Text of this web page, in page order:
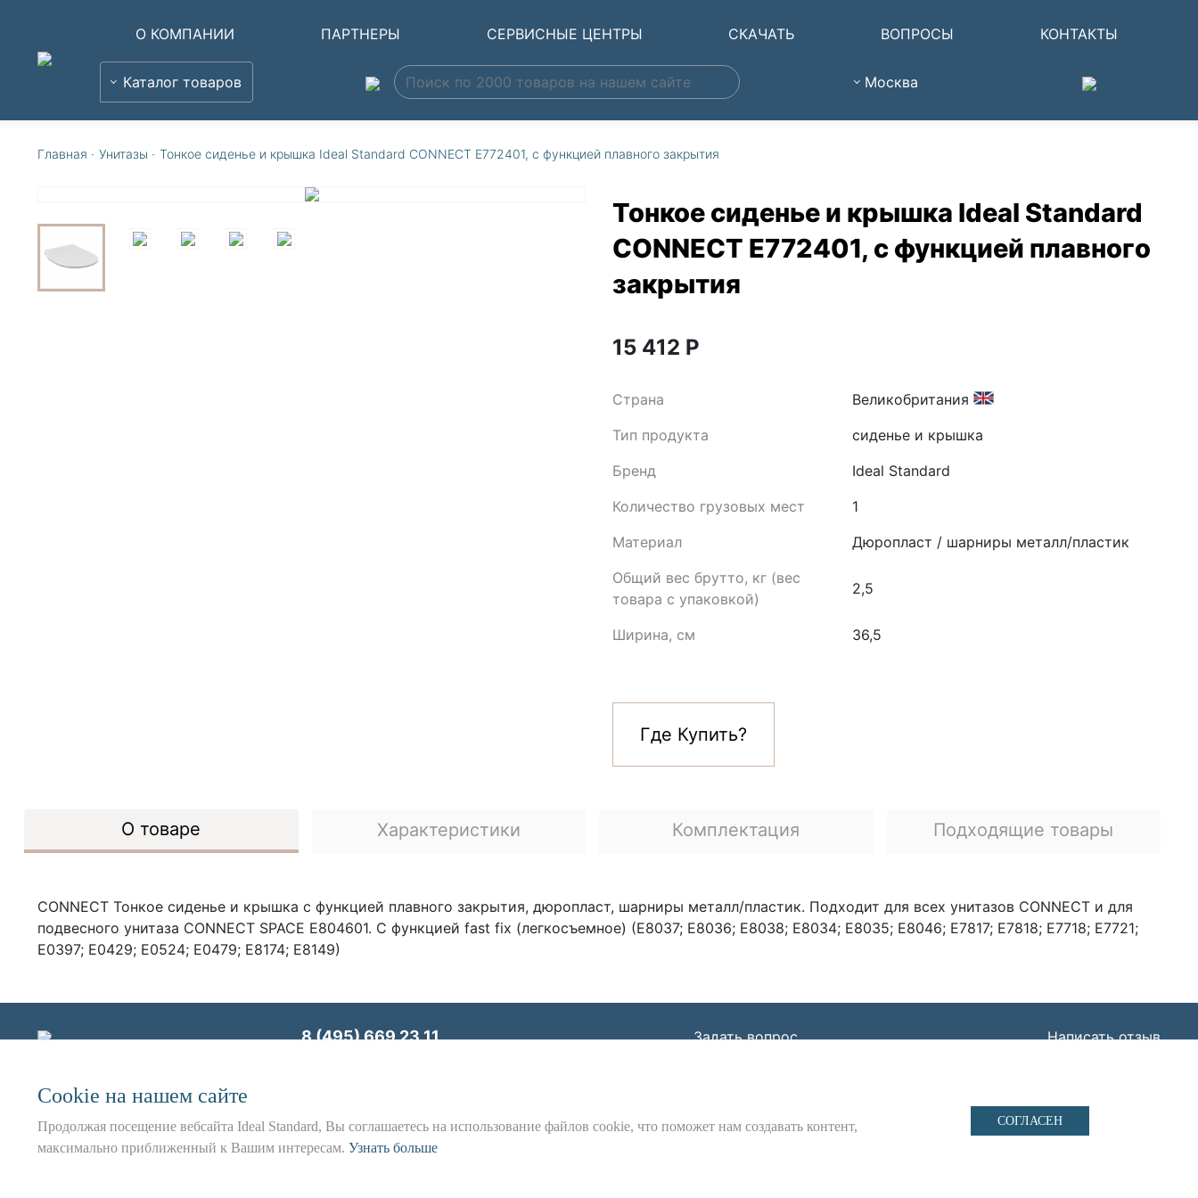
О КОМПАНИИ ПАРТНЕРЫ СЕРВИСНЫЕ ЦЕНТРЫ СКАЧАТЬ ВОПРОСЫ КОНТАКТЫ
Каталог товаров Москва
Главная · Унитазы · Тонкое сиденье и крышка Ideal Standard CONNECT E772401, с функцией плавного закрытия
Тонкое сиденье и крышка Ideal Standard
CONNECT E772401, с функцией плавного
закрытия
15 412 Р
Страна
Великобритания
Тип продукта
cиденье и крышка
Бренд
Ideal Standard
Количество грузовых мест
1
Материал
Дюропласт / шарниры металл/пластик
Общий вес брутто, кг (вес
товара с упаковкой)
2,5
Ширина, см 36,5
Где Купить?
О товаре Характеристики Комплектация Подходящие товары
CONNECT Тонкое сиденье и крышка с функцией плавного закрытия, дюропласт, шарниры металл/пластик. Подходит для всех унитазов CONNECT и для
подвесного унитаза CONNECT SPACE E804601. С функцией fast fix (легкосъемное) (E8037; E8036; E8038; E8034; E8035; E8046; E7817; E7818; E7718; E7721;
E0397; E0429; E0524; E0479; E8174; E8149)
8 (495) 669 23 11 Задать вопрос Написать отзыв
Юр. адрес: 115162, г. Москва, Шаболовка ул., д. 31 Б
Использование данного сайта является предметом наших
Сookie на нашем сайте
Продолжая посещение вебсайта Ideal Standard, Вы соглашаетесь на использование файлов cookie, что поможет нам создавать контент,
максимально приближенный к Вашим интересам. Узнать больше
СОГЛАСЕН